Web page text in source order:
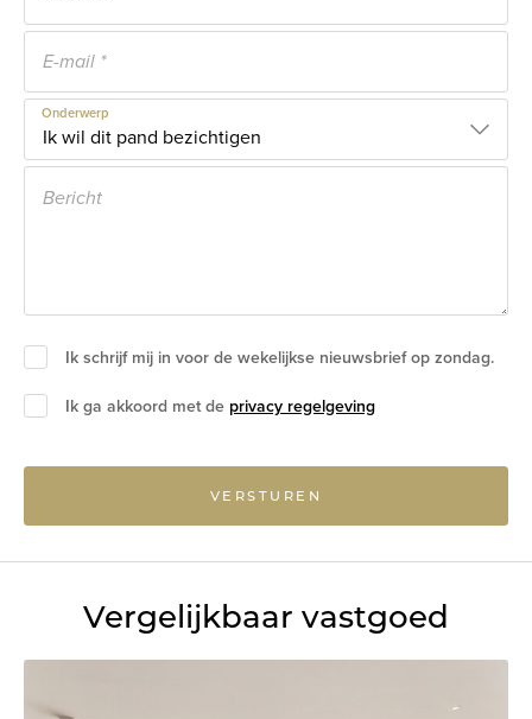
Onderwerp
Ik schrijf mij in voor de wekelijkse nieuwsbrief op zondag.
Ik ga akkoord met de privacy regelgeving
VERSTUREN
Vergelijkbaar vastgoed